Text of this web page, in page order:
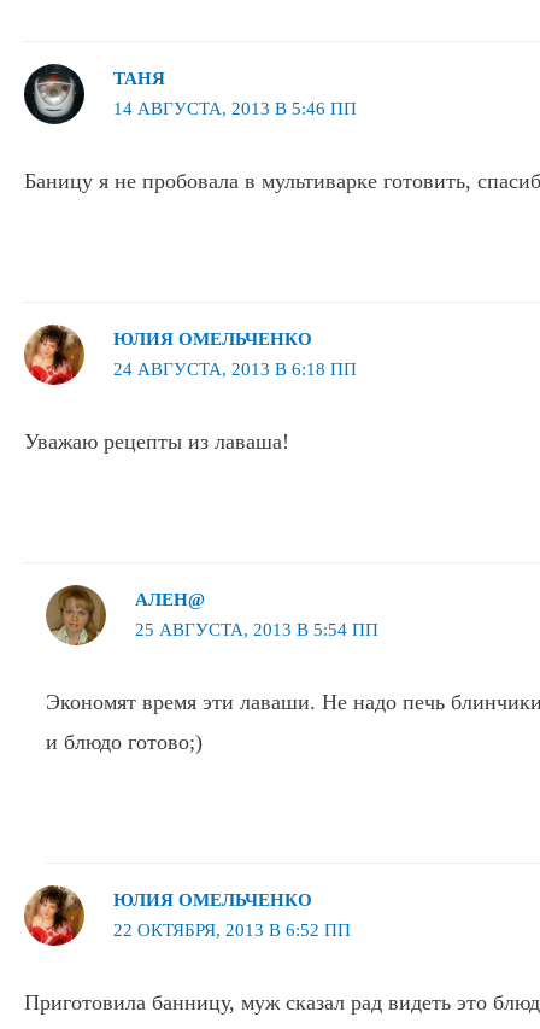
ТАНЯ
14 АВГУСТА, 2013 В 5:46 ПП
Баницу я не пробовала в мультиварке готовить,
ЮЛИЯ ОМЕЛЬЧЕНКО
24 АВГУСТА, 2013 В 6:18 ПП
Уважаю рецепты из лаваша!
АЛЕН@
25 АВГУСТА, 2013 В 5:54 ПП
Экономят время эти лаваши. Не надо печь
и блюдо готово;)
ЮЛИЯ ОМЕЛЬЧЕНКО
22 ОКТЯБРЯ, 2013 В 6:52 ПП
Приготовила банницу, муж сказал рад видеть это